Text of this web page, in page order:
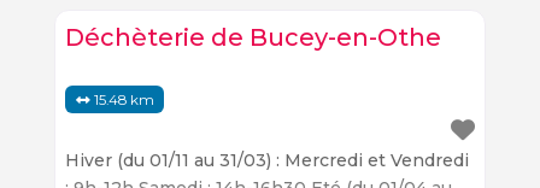
Déchèterie de Bucey-en-Othe
15.48 km
Hiver (du 01/11 au 31/03) : Mercredi et Vendredi